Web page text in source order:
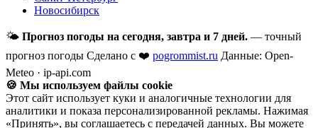
Новосибирск
🌤 Прогноз погоды на сегодня, завтра и 7 дней. — точный
прогноз погоды Сделано с ❤️ pogrommist.ru Данные: Open-
Meteo · ip-api.com
🍪 Мы используем файлы cookie
Этот сайт использует куки и аналогичные технологии для
аналитики и показа персонализированной рекламы. Нажимая
«Принять», вы соглашаетесь с передачей данных. Вы можете